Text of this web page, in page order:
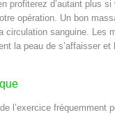
profiterez d’autant plus si
opération. Un bon
circulation sanguine. Les
la peau de s’affaisser et
l’exercice fréquemment